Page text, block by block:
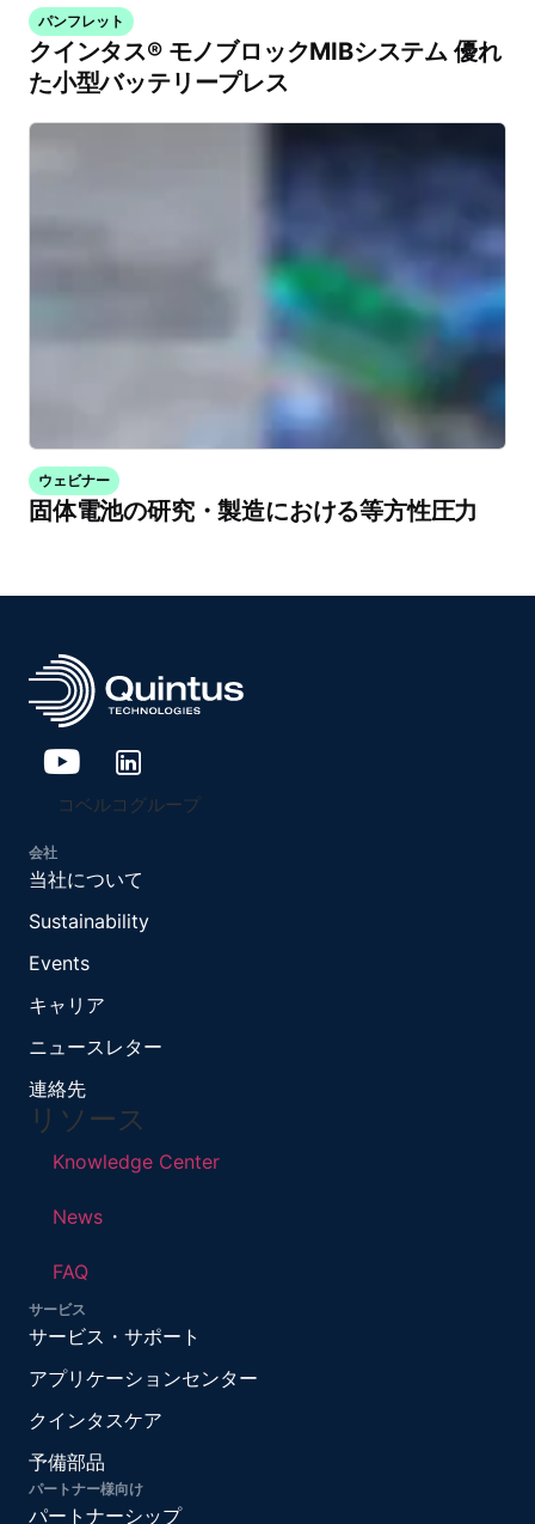
パンフレット
クインタス® モノブロックMIBシステム 優れ
た小型バッテリープレス
ウェビナー
固体電池の研究・製造における等方性圧力
コベルコグループ
会社
当社について
Sustainability
Events
キャリア
ニュースレター
連絡先
リソース
Knowledge Center
News
FAQ
サービス
サービス・サポート
アプリケーションセンター
クインタスケア
予備部品
パートナー様向け
パートナーシップ